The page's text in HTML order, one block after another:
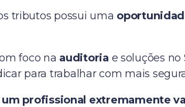
tributos possui uma
foco na auditoria e soluções no
para trabalhar com mais
profissional extremamente